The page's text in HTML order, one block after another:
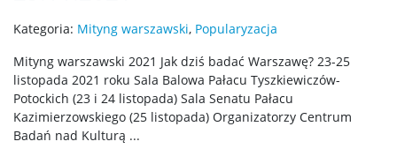
Kategoria: Mityng warszawski, Popularyzacja
Mityng warszawski 2021 Jak dziś badać Warszawę? 23-25
listopada 2021 roku Sala Balowa Pałacu Tyszkiewiczów-
Potockich (23 i 24 listopada) Sala Senatu Pałacu
Kazimierzowskiego (25 listopada) Organizatorzy Centrum
Badań nad Kulturą ...